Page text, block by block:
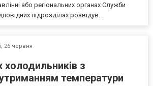
або регіональних органах Служби
підрозділах розвідув...
26 червня
з
температури